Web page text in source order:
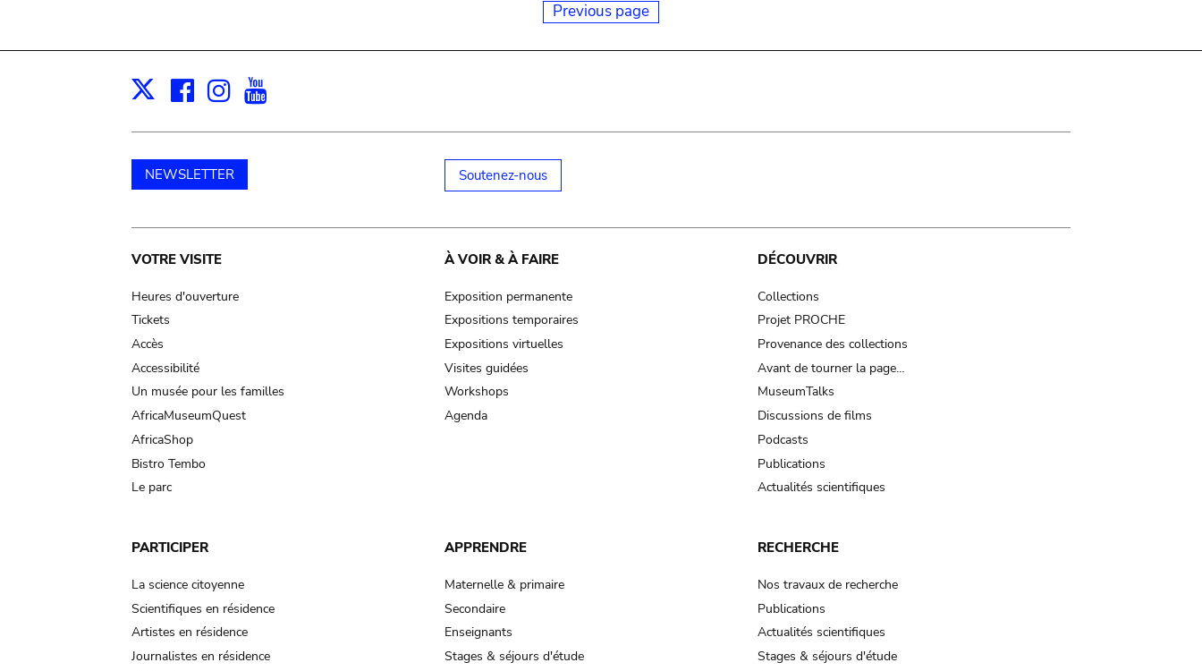
Previous page
X Facebook
Instagram
NEWSLETTER Soutenez-nous
Main
navigation
VOTRE VISITE
Heures d'ouverture
Tickets
Accès
Accessibilité
Un musée pour les familles
AfricaMuseumQuest
AfricaShop
Bistro Tembo
Le parc
À VOIR & À FAIRE
Exposition permanente
Expositions temporaires
Expositions virtuelles
Visites guidées
Workshops
Agenda
DÉCOUVRIR
Collections
Projet PROCHE
Provenance des collections
Avant de tourner la page…
MuseumTalks
Discussions de films
Podcasts
Publications
Actualités scientifiques
PARTICIPER
La science citoyenne
Scientifiques en résidence
Artistes en résidence
Journalistes en résidence
APPRENDRE
Maternelle & primaire
Secondaire
Enseignants
Stages & séjours d'étude
RECHERCHE
Nos travaux de recherche
Publications
Actualités scientifiques
Stages & séjours d'étude